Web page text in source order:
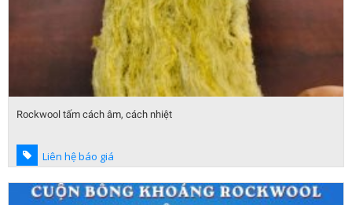
Rockwool tấm cách âm, cách nhiệt
Liên hệ báo giá